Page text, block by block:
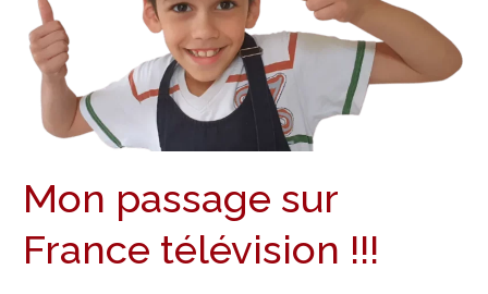
Mon passage sur
France télévision !!!